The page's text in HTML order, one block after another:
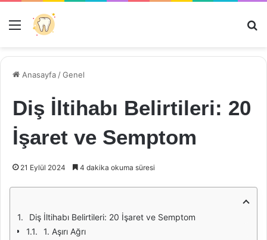
Menü
Anasayfa /Genel
Diş İltihabı Belirtileri: 20
İşaret ve Semptom
21 Eylül 2024 4 dakika okuma süresi
Diş İltihabı Belirtileri: 20 İşaret ve Semptom
1. Aşırı Ağrı